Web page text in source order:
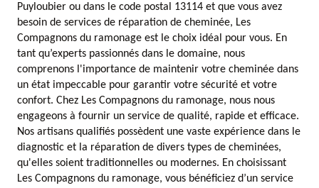
Puyloubier ou dans le code postal 13114 et que vous avez
besoin de services de réparation de cheminée, Les
Compagnons du ramonage est le choix idéal pour vous. En
tant qu’experts passionnés dans le domaine, nous
comprenons l'importance de maintenir votre cheminée dans
un état impeccable pour garantir votre sécurité et votre
confort. Chez Les Compagnons du ramonage, nous nous
engageons à fournir un service de qualité, rapide et efficace.
Nos artisans qualifiés possèdent une vaste expérience dans le
diagnostic et la réparation de divers types de cheminées,
qu'elles soient traditionnelles ou modernes. En choisissant
Les Compagnons du ramonage, vous bénéficiez d’un service